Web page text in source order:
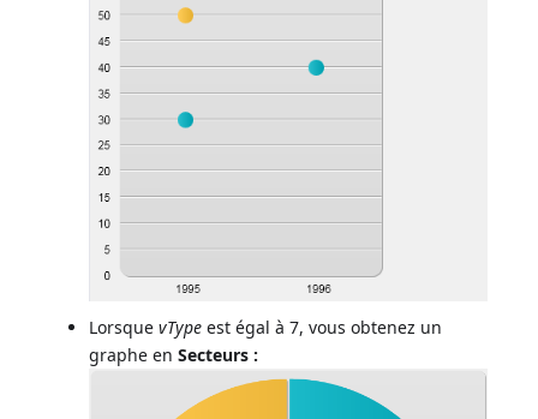
LorsquevType est égal à 7, vous obtenez un
graphe enSecteurs :